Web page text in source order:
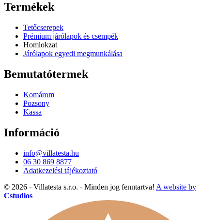
Termékek
Tetőcserepek
Prémium járólapok és csempék
Homlokzat
Járólapok egyedi megmunkálása
Bemutatótermek
Komárom
Pozsony
Kassa
Információ
info@villatesta.hu
06 30 869 8877
Adatkezelési tájékoztató
© 2026 - Villatesta s.r.o. - Minden jog fenntartva! A website by
Cstudios